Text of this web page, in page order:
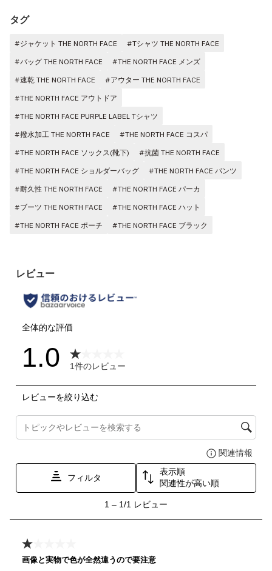
タグ
#ジャケット THE NORTH FACE
#Tシャツ THE NORTH FACE
#バッグ THE NORTH FACE
#THE NORTH FACE メンズ
#速乾 THE NORTH FACE
#アウター THE NORTH FACE
#THE NORTH FACE アウトドア
#THE NORTH FACE PURPLE LABEL Tシャツ
#撥水加工 THE NORTH FACE
#THE NORTH FACE コスパ
#THE NORTH FACE ソックス(靴下)
#抗菌 THE NORTH FACE
#THE NORTH FACE ショルダーバッグ
#THE NORTH FACE パンツ
#耐久性 THE NORTH FACE
#THE NORTH FACE パーカ
#ブーツ THE NORTH FACE
#THE NORTH FACE ハット
#THE NORTH FACE ポーチ
#THE NORTH FACE ブラック